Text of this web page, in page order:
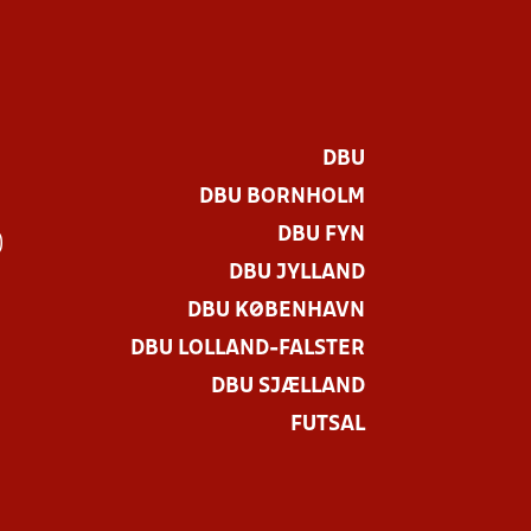
DBU
DBU BORNHOLM
DBU FYN
DBU JYLLAND
DBU KØBENHAVN
DBU LOLLAND-FALSTER
DBU SJÆLLAND
FUTSAL